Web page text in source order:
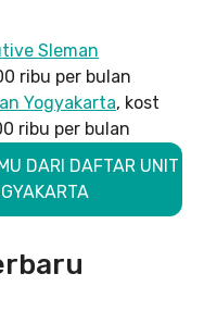
Sleman
ribu per bulan
Yogyakarta, kost
ribu per bulan
DARI DAFTAR UNIT